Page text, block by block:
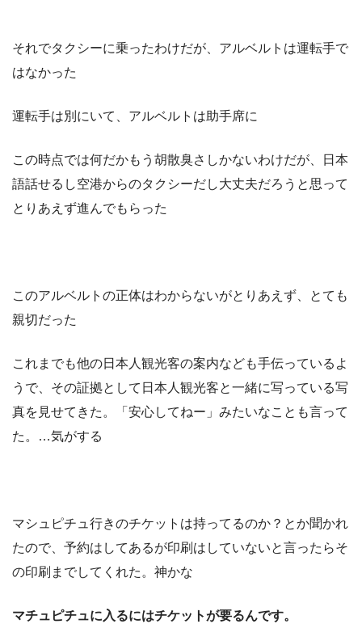
それでタクシーに乗ったわけだが、アルベルトは運転手で
はなかった
運転手は別にいて、アルベルトは助手席に
この時点では何だかもう胡散臭さしかないわけだが、日本
語話せるし空港からのタクシーだし大丈夫だろうと思って
とりあえず進んでもらった
このアルベルトの正体はわからないがとりあえず、とても
親切だった
これまでも他の日本人観光客の案内なども手伝っているよ
うで、その証拠として日本人観光客と一緒に写っている写
真を見せてきた。「安心してねー」みたいなことも言って
た。…気がする
マシュピチュ行きのチケットは持ってるのか？とか聞かれ
たので、予約はしてあるが印刷はしていないと言ったらそ
の印刷までしてくれた。神かな
マチュピチュに入るにはチケットが要るんです。